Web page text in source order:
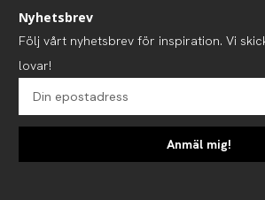
Nyhetsbrev
Följ vårt nyhetsbrev för inspiration. Vi
lovar!
Anmäl mig!